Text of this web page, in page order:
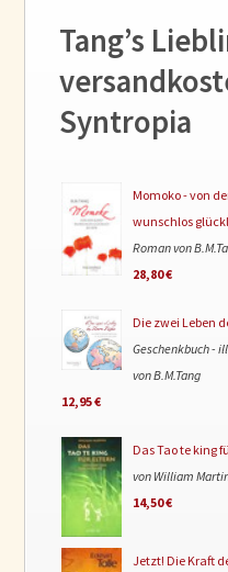
Tang’s
Syntropia
Momoko - von
wunschlos
Roman von
28,80 €
Die zwei Leben
Geschenkbuch -
von B.M.Tang
12,95 €
Das Tao te king
von William
14,50 €
Jetzt! Die Kraft